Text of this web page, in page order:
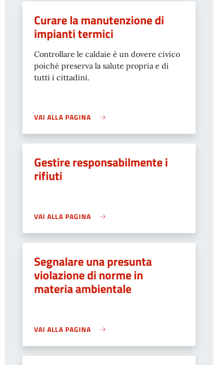
Curare la manutenzione di
impianti termici
Controllare le caldaie è un dovere civico
poiché preserva la salute propria e di
tutti i cittadini.
VAI ALLA PAGINA
Gestire responsabilmente i
rifiuti
VAI ALLA PAGINA
Segnalare una presunta
violazione di norme in
materia ambientale
VAI ALLA PAGINA